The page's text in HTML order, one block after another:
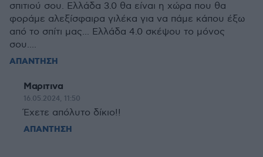
σπιτιού σου. Ελλάδα 3.0 θα είναι η χώρα που θα
φοράμε αλεξίσφαιρα γιλέκα για να πάμε κάπου έξω
από το σπίτι μας... Ελλάδα 4.0 σκέψου το μόνος
σου....
ΑΠΑΝΤΗΣΗ
Μαριτινα
16.05.2024, 11:50
Έχετε απόλυτο δίκιο!!
ΑΠΑΝΤΗΣΗ